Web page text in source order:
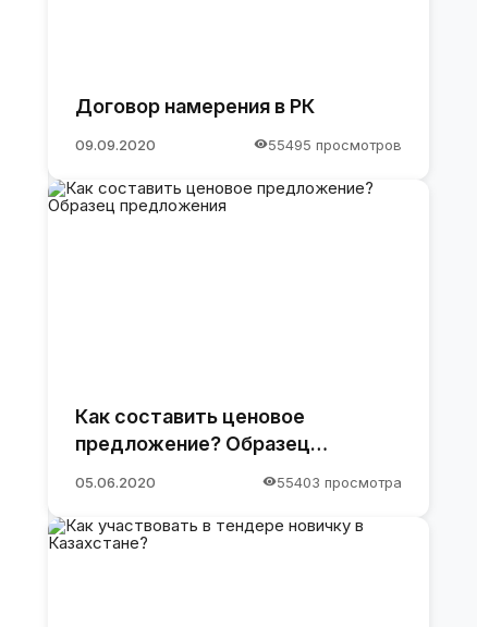
Договор намерения в РК
09.09.2020 55495 просмотров
Как составить ценовое
предложение? Образец
05.06.2020 55403 просмотра